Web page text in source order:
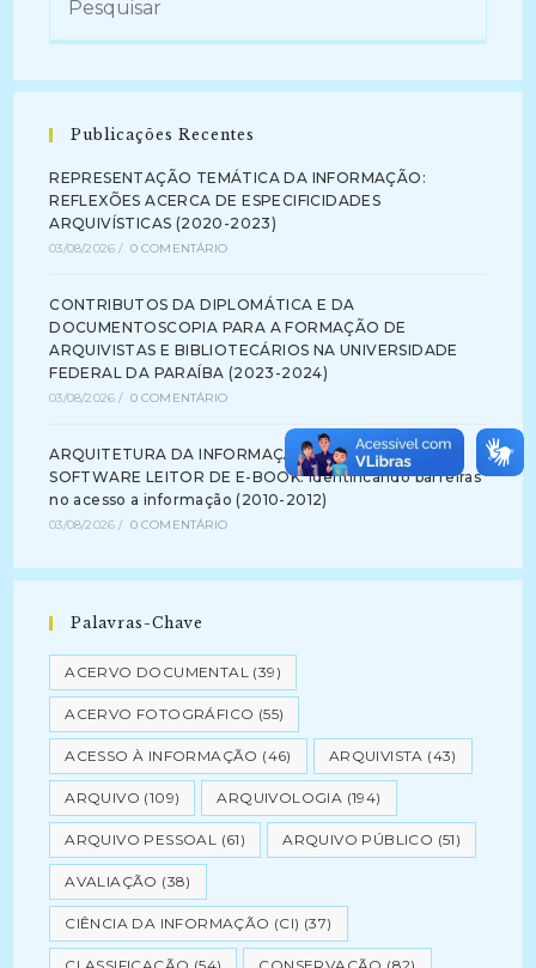
Publicações Recentes
REPRESENTAÇÃO TEMÁTICA DA INFORMAÇÃO:
REFLEXÕES ACERCA DE ESPECIFICIDADES
ARQUIVÍSTICAS (2020-2023)
03/08/2026 / 0 COMENTÁRIO
CONTRIBUTOS DA DIPLOMÁTICA E DA
DOCUMENTOSCOPIA PARA A FORMAÇÃO DE
ARQUIVISTAS E BIBLIOTECÁRIOS NA UNIVERSIDADE
FEDERAL DA PARAÍBA (2023-2024)
03/08/2026 / 0 COMENTÁRIO
ARQUITETURA DA INFORMAÇÃO NA INTERFACE DE
SOFTWARE LEITOR DE E-BOOK: identificando barreiras
no acesso a informação (2010-2012)
03/08/2026 / 0 COMENTÁRIO
Palavras-Chave
ACERVO DOCUMENTAL (39)
ACERVO FOTOGRÁFICO (55)
ACESSO À INFORMAÇÃO (46) ARQUIVISTA (43)
ARQUIVO (109) ARQUIVOLOGIA (194)
ARQUIVO PESSOAL (61) ARQUIVO PÚBLICO (51)
AVALIAÇÃO (38)
CIÊNCIA DA INFORMAÇÃO (CI) (37)